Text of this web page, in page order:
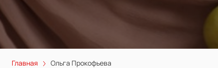
Главная Ольга Прокофьева